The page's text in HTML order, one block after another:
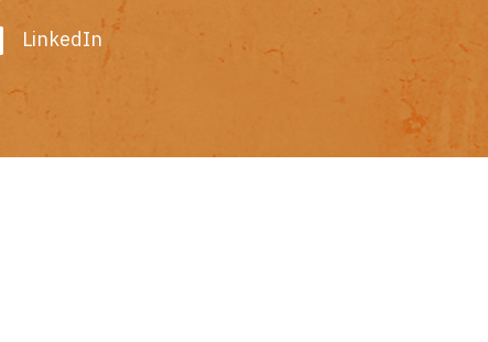
LinkedIn